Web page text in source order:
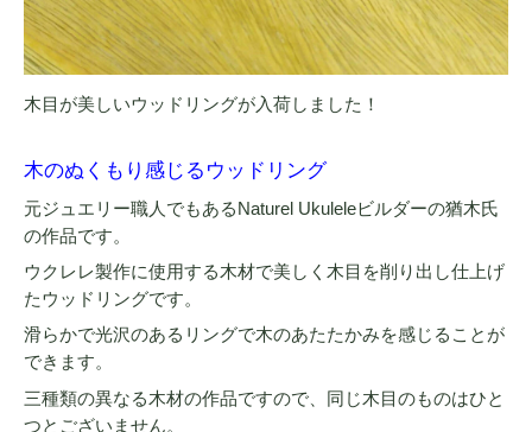
木目が美しいウッドリングが入荷しました！
木のぬくもり感じるウッドリング
元ジュエリー職人でもあるNaturel Ukuleleビルダーの猶木氏
の作品です。
ウクレレ製作に使用する木材で美しく木目を削り出し仕上げ
たウッドリングです。
滑らかで光沢のあるリングで木のあたたかみを感じることが
できます。
三種類の異なる木材の作品ですので、同じ木目のものはひと
つとございません。